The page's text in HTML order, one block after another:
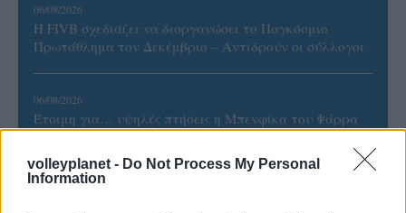
volleyplanet - Do Not Process My Personal
Information
06/08/2026
Η FIVB σχεδιάζει να διοργανώσει το Παγκόσμιο
Πρωτάθλημα τον Δεκέμβριο – Αντιδρούν οι σύλλογοι
06/08/2026
Έτοιμη για… υψηλές πτήσεις η Μπενφίκα του Ψάρρα
με τον «Ιπτάμενο Ολλανδό» Βίλτενμπουργκ